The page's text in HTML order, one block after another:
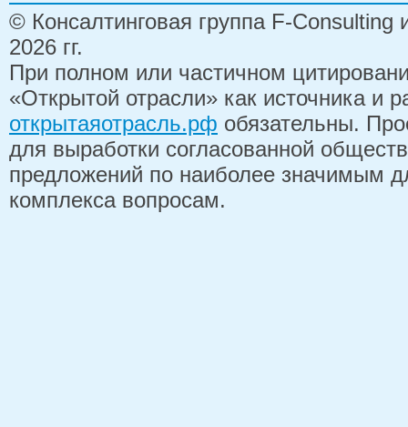
© Консалтинговая группа F-
2026 гг.
При полном или частичном
«Открытой отрасли» как источника и
открытаяотрасль.рф обязательны.
для выработки согласованной
предложений по наиболее значимым
комплекса вопросам.